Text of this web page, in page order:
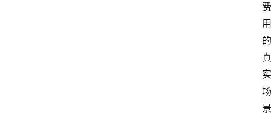
费
用
的
真
实
场
景